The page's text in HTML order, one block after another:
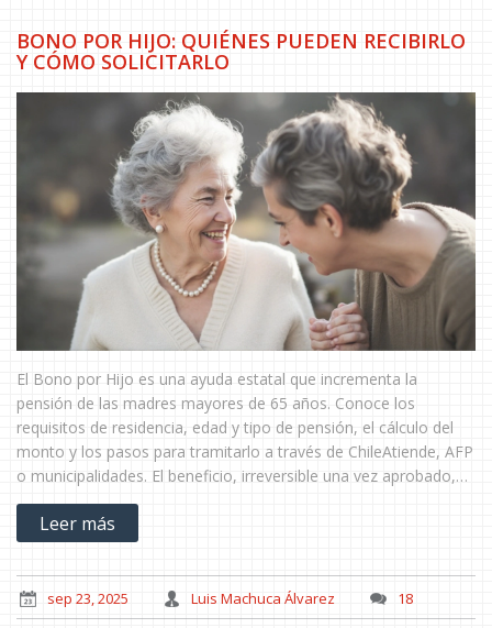
BONO POR HIJO: QUIÉNES PUEDEN RECIBIRLO
Y CÓMO SOLICITARLO
El Bono por Hijo es una ayuda estatal que incrementa la
pensión de las madres mayores de 65 años. Conoce los
requisitos de residencia, edad y tipo de pensión, el cálculo del
monto y los pasos para tramitarlo a través de ChileAtiende, AFP
o municipalidades. El beneficio, irreversible una vez aprobado,
impactó a casi 3 millones de mujeres en 2022.
Leer más
sep 23, 2025 Luis Machuca Álvarez 18